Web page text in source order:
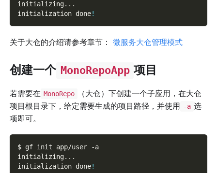
initializing.. .
initialization done!
关于大仓的介绍请参考章节： 微服务大仓管理模式
创建一个 MonoRepoApp 项目
若需要在 MonoRepo
（大仓）下创建一个子应用，在大仓
项目根目录下，给定需要生成的项目路径，并使用 -a 选
项即可。
$ gf init app/user
-a
initializing.. .
initialization done!